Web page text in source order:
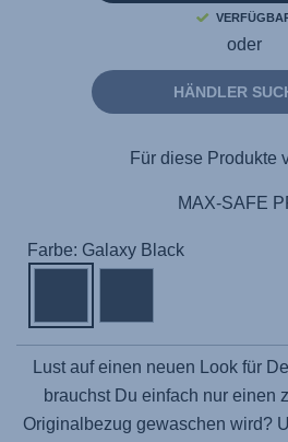
oder
HÄNDLER
Für diese Produkte
MAX-SAFE
Farbe: Galaxy Black
Lust auf einen neuen Look für
brauchst Du einfach nur einen
Originalbezug gewaschen wird?